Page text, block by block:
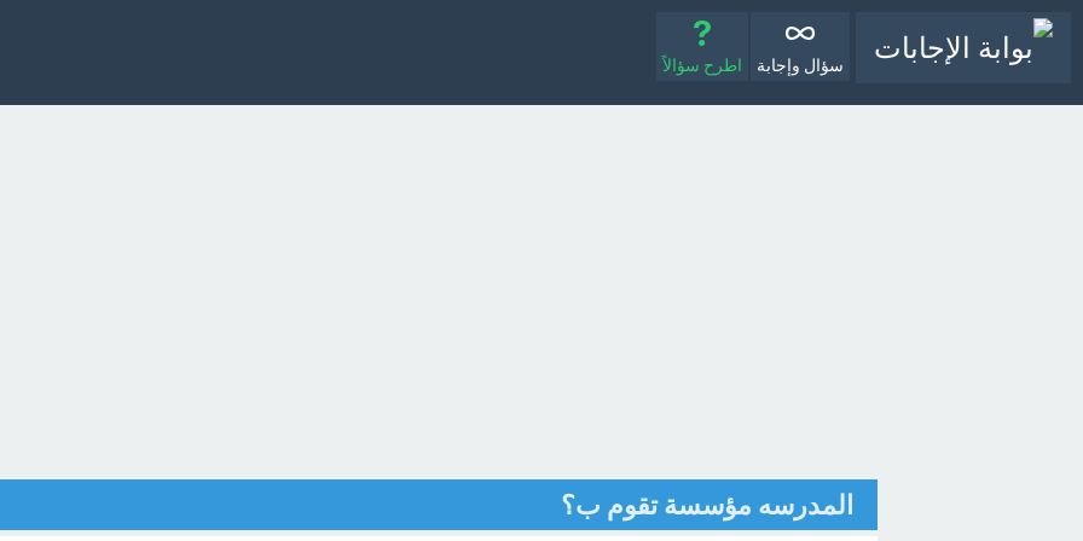
سؤال وإجابة اطرح سؤالاً
المدرسه مؤسسة تقوم ب؟